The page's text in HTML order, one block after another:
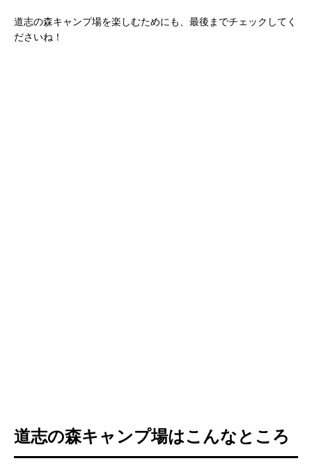
道志の森キャンプ場を楽しむためにも、最後までチェックしてく
ださいね！
道志の森キャンプ場はこんなところ